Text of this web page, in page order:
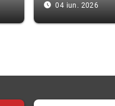
access_time_filled 04 iun. 2026